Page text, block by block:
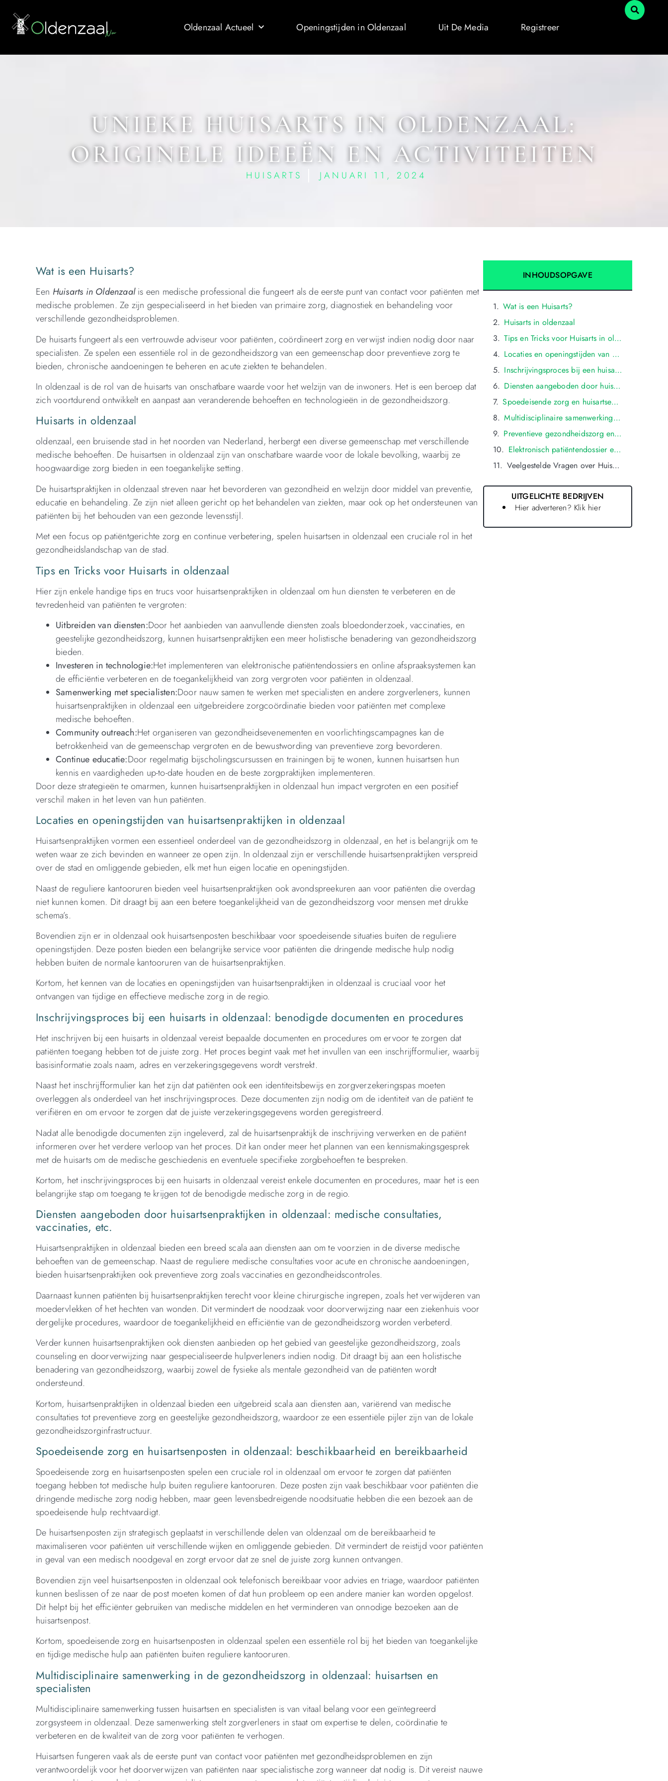
Oldenzaal Actueel Openingstijden in Oldenzaal Uit De Media Registreer
UNIEKE HUISARTS IN OLDENZAAL:
ORIGINELE IDEEËN EN ACTIVITEITEN
HUISARTS JANUARI 11, 2024
Wat is een Huisarts?
Een Huisarts in Oldenzaalis een medische professional die fungeert als de eerste punt van contact voor patiënten met
medische problemen. Ze zijn gespecialiseerd in het bieden van primaire zorg, diagnostiek en behandeling voor
verschillende gezondheidsproblemen.
De huisarts fungeert als een vertrouwde adviseur voor patiënten, coördineert zorg en verwijst indien nodig door naar
specialisten. Ze spelen een essentiële rol in de gezondheidszorg van een gemeenschap door preventieve zorg te
bieden, chronische aandoeningen te beheren en acute ziekten te behandelen.
In oldenzaal is de rol van de huisarts van onschatbare waarde voor het welzijn van de inwoners. Het is een beroep dat
zich voortdurend ontwikkelt en aanpast aan veranderende behoeften en technologieën in de gezondheidszorg.
Huisarts in oldenzaal
oldenzaal, een bruisende stad in het noorden van Nederland, herbergt een diverse gemeenschap met verschillende
medische behoeften. De huisartsen in oldenzaal zijn van onschatbare waarde voor de lokale bevolking, waarbij ze
hoogwaardige zorg bieden in een toegankelijke setting.
De huisartspraktijken in oldenzaal streven naar het bevorderen van gezondheid en welzijn door middel van preventie,
educatie en behandeling. Ze zijn niet alleen gericht op het behandelen van ziekten, maar ook op het ondersteunen van
patiënten bij het behouden van een gezonde levensstijl.
Met een focus op patiëntgerichte zorg en continue verbetering, spelen huisartsen in oldenzaal een cruciale rol in het
gezondheidslandschap van de stad.
Tips en Tricks voor Huisarts in oldenzaal
Hier zijn enkele handige tips en trucs voor huisartsenpraktijken in oldenzaal om hun diensten te verbeteren en de
tevredenheid van patiënten te vergroten:
Uitbreiden van diensten:Door het aanbieden van aanvullende diensten zoals bloedonderzoek, vaccinaties, en
geestelijke gezondheidszorg, kunnen huisartsenpraktijken een meer holistische benadering van gezondheidszorg
bieden.
Investeren in technologie:Het implementeren van elektronische patiëntendossiers en online afspraaksystemen kan
de efficiëntie verbeteren en de toegankelijkheid van zorg vergroten voor patiënten in oldenzaal.
Samenwerking met specialisten:Door nauw samen te werken met specialisten en andere zorgverleners, kunnen
huisartsenpraktijken in oldenzaal een uitgebreidere zorgcoördinatie bieden voor patiënten met complexe
medische behoeften.
Community outreach:Het organiseren van gezondheidsevenementen en voorlichtingscampagnes kan de
betrokkenheid van de gemeenschap vergroten en de bewustwording van preventieve zorg bevorderen.
Continue educatie:Door regelmatig bijscholingscursussen en trainingen bij te wonen, kunnen huisartsen hun
kennis en vaardigheden up-to-date houden en de beste zorgpraktijken implementeren.
Door deze strategieën te omarmen, kunnen huisartsenpraktijken in oldenzaal hun impact vergroten en een positief
verschil maken in het leven van hun patiënten.
Locaties en openingstijden van huisartsenpraktijken in oldenzaal
Huisartsenpraktijken vormen een essentieel onderdeel van de gezondheidszorg in oldenzaal, en het is belangrijk om te
weten waar ze zich bevinden en wanneer ze open zijn. In oldenzaal zijn er verschillende huisartsenpraktijken verspreid
over de stad en omliggende gebieden, elk met hun eigen locatie en openingstijden.
Naast de reguliere kantooruren bieden veel huisartsenpraktijken ook avondspreekuren aan voor patiënten die overdag
niet kunnen komen. Dit draagt bij aan een betere toegankelijkheid van de gezondheidszorg voor mensen met drukke
schema’s.
Bovendien zijn er in oldenzaal ook huisartsenposten beschikbaar voor spoedeisende situaties buiten de reguliere
openingstijden. Deze posten bieden een belangrijke service voor patiënten die dringende medische hulp nodig
hebben buiten de normale kantooruren van de huisartsenpraktijken.
Kortom, het kennen van de locaties en openingstijden van huisartsenpraktijken in oldenzaal is cruciaal voor het
ontvangen van tijdige en effectieve medische zorg in de regio.
Inschrijvingsproces bij een huisarts in oldenzaal: benodigde documenten en procedures
Het inschrijven bij een huisarts in oldenzaal vereist bepaalde documenten en procedures om ervoor te zorgen dat
patiënten toegang hebben tot de juiste zorg. Het proces begint vaak met het invullen van een inschrijfformulier, waarbij
basisinformatie zoals naam, adres en verzekeringsgegevens wordt verstrekt.
Naast het inschrijfformulier kan het zijn dat patiënten ook een identiteitsbewijs en zorgverzekeringspas moeten
overleggen als onderdeel van het inschrijvingsproces. Deze documenten zijn nodig om de identiteit van de patiënt te
verifiëren en om ervoor te zorgen dat de juiste verzekeringsgegevens worden geregistreerd.
Nadat alle benodigde documenten zijn ingeleverd, zal de huisartsenpraktijk de inschrijving verwerken en de patiënt
informeren over het verdere verloop van het proces. Dit kan onder meer het plannen van een kennismakingsgesprek
met de huisarts om de medische geschiedenis en eventuele specifieke zorgbehoeften te bespreken.
Kortom, het inschrijvingsproces bij een huisarts in oldenzaal vereist enkele documenten en procedures, maar het is een
belangrijke stap om toegang te krijgen tot de benodigde medische zorg in de regio.
Diensten aangeboden door huisartsenpraktijken in oldenzaal: medische consultaties,
vaccinaties, etc.
Huisartsenpraktijken in oldenzaal bieden een breed scala aan diensten aan om te voorzien in de diverse medische
behoeften van de gemeenschap. Naast de reguliere medische consultaties voor acute en chronische aandoeningen,
bieden huisartsenpraktijken ook preventieve zorg zoals vaccinaties en gezondheidscontroles.
Daarnaast kunnen patiënten bij huisartsenpraktijken terecht voor kleine chirurgische ingrepen, zoals het verwijderen van
moedervlekken of het hechten van wonden. Dit vermindert de noodzaak voor doorverwijzing naar een ziekenhuis voor
dergelijke procedures, waardoor de toegankelijkheid en efficiëntie van de gezondheidszorg worden verbeterd.
Verder kunnen huisartsenpraktijken ook diensten aanbieden op het gebied van geestelijke gezondheidszorg, zoals
counseling en doorverwijzing naar gespecialiseerde hulpverleners indien nodig. Dit draagt bij aan een holistische
benadering van gezondheidszorg, waarbij zowel de fysieke als mentale gezondheid van de patiënten wordt
ondersteund.
Kortom, huisartsenpraktijken in oldenzaal bieden een uitgebreid scala aan diensten aan, variërend van medische
consultaties tot preventieve zorg en geestelijke gezondheidszorg, waardoor ze een essentiële pijler zijn van de lokale
gezondheidszorginfrastructuur.
Spoedeisende zorg en huisartsenposten in oldenzaal: beschikbaarheid en bereikbaarheid
Spoedeisende zorg en huisartsenposten spelen een cruciale rol in oldenzaal om ervoor te zorgen dat patiënten
toegang hebben tot medische hulp buiten reguliere kantooruren. Deze posten zijn vaak beschikbaar voor patiënten die
dringende medische zorg nodig hebben, maar geen levensbedreigende noodsituatie hebben die een bezoek aan de
spoedeisende hulp rechtvaardigt.
De huisartsenposten zijn strategisch geplaatst in verschillende delen van oldenzaal om de bereikbaarheid te
maximaliseren voor patiënten uit verschillende wijken en omliggende gebieden. Dit vermindert de reistijd voor patiënten
in geval van een medisch noodgeval en zorgt ervoor dat ze snel de juiste zorg kunnen ontvangen.
Bovendien zijn veel huisartsenposten in oldenzaal ook telefonisch bereikbaar voor advies en triage, waardoor patiënten
kunnen beslissen of ze naar de post moeten komen of dat hun probleem op een andere manier kan worden opgelost.
Dit helpt bij het efficiënter gebruiken van medische middelen en het verminderen van onnodige bezoeken aan de
huisartsenpost.
Kortom, spoedeisende zorg en huisartsenposten in oldenzaal spelen een essentiële rol bij het bieden van toegankelijke
en tijdige medische hulp aan patiënten buiten reguliere kantooruren.
Multidisciplinaire samenwerking in de gezondheidszorg in oldenzaal: huisartsen en
specialisten
Multidisciplinaire samenwerking tussen huisartsen en specialisten is van vitaal belang voor een geïntegreerd
zorgsysteem in oldenzaal. Deze samenwerking stelt zorgverleners in staat om expertise te delen, coördinatie te
verbeteren en de kwaliteit van de zorg voor patiënten te verhogen.
Huisartsen fungeren vaak als de eerste punt van contact voor patiënten met gezondheidsproblemen en zijn
verantwoordelijk voor het doorverwijzen van patiënten naar specialistische zorg wanneer dat nodig is. Dit vereist nauwe
INHOUDSOPGAVE
Wat is een Huisarts?
Huisarts in oldenzaal
Tips en Tricks voor Huisarts in oldenzaal
Locaties en openingstijden van huisartsenpraktijken in oldenzaal
Inschrijvingsproces bij een huisarts in oldenzaal: benodigde documenten en procedures
Diensten aangeboden door huisartsenpraktijken in oldenzaal: medische consultaties, vaccinaties, etc.
Spoedeisende zorg en huisartsenposten in oldenzaal: beschikbaarheid en bereikbaarheid
Multidisciplinaire samenwerking in de gezondheidszorg in oldenzaal: huisartsen en specialisten
Preventieve gezondheidszorg en screening aangeboden door huisartsen in oldenzaal
Elektronisch patiëntendossier en privacyregels bij huisartsenpraktijken in oldenzaal
Veelgestelde Vragen over Huisarts in oldenzaal
UITGELICHTE BEDRIJVEN
Hier adverteren? Klik hier